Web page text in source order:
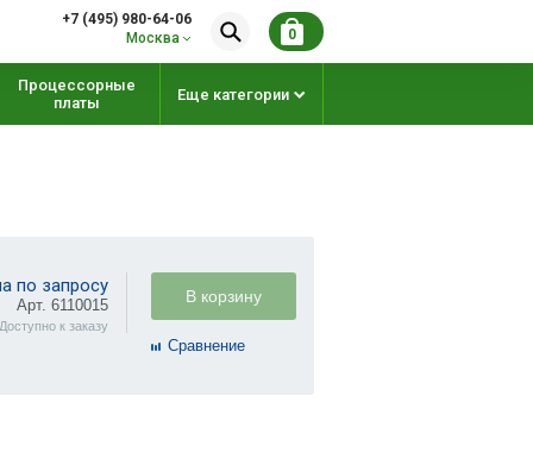
+7 (495) 980-64-06
Москва
0
Процессорные
платы
Еще категории
по запросу
Арт. 6110015
к заказу
В корзину
Cравнение